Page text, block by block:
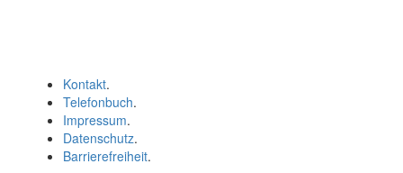
Kontakt.
Telefonbuch.
Impressum.
Datenschutz.
Barrierefreiheit.